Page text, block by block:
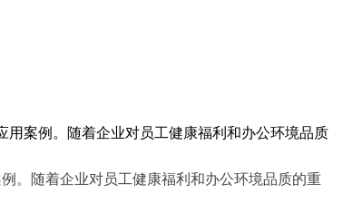
案例。随着企业对员工健康福利和办公环境品质
。随着企业对员工健康福利和办公环境品质的重